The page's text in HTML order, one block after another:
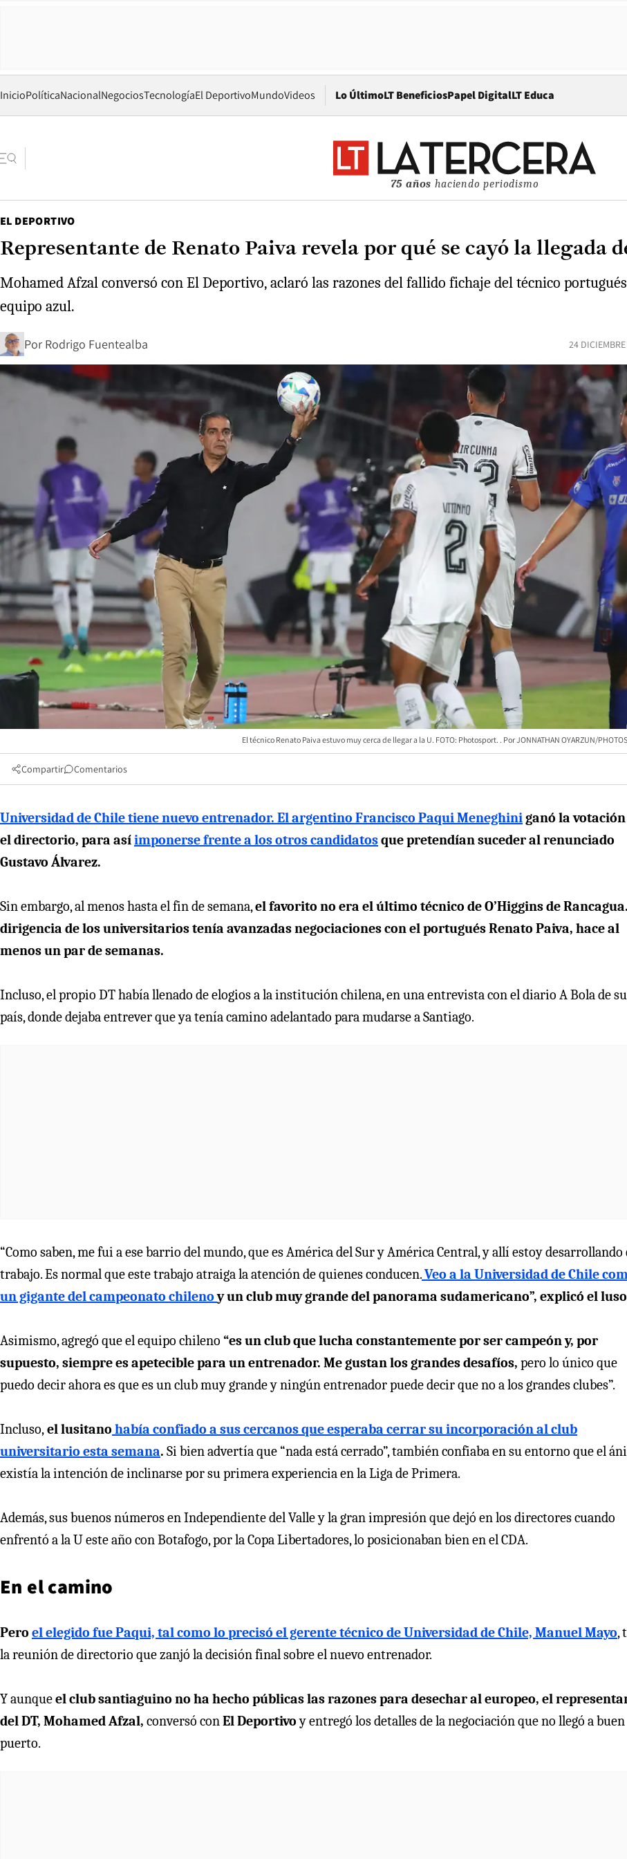
InicioPolíticaNacionalNegociosTecnologíaEl DeportivoMundoVideos Lo ÚltimoLT BeneficiosPapel DigitalOpens in new window
LT Educa
75 años haciendo periodismo
EL DEPORTIVO
Representante de Renato Paiva revela por qué se cayó la llegada
Mohamed Afzal conversó con El Deportivo, aclaró las razones del fallido fichaje del técnico
equipo azul.
Por Rodrigo Fuentealba 24
El técnico Renato Paiva estuvo muy cerca de llegar a la U. FOTO: Photosport. JONNATHAN OYARZUN/
Compartir Comentarios
Universidad de Chile tiene nuevo entrenador. El argentino Francisco Paqui Meneghiniganó la
el directorio, para asíimponerse frente a los otros candidatosque pretendían suceder al renunciado
Gustavo Álvarez.
Sin embargo, al menos hasta el fin de semana,el favorito no era el último técnico de O’Higgins de
dirigencia de los universitarios tenía avanzadas negociaciones con el portugués Renato Paiva, hace al
menos un par de semanas.
Incluso, el propio DT había llenado de elogios a la institución chilena, en una entrevista con el diario A Bola de su
país, donde dejaba entrever que ya tenía camino adelantado para mudarse a Santiago.
“Como saben, me fui a ese barrio del mundo, que es América del Sur y América Central, y allí estoy desarrollando
trabajo. Es normal que este trabajo atraiga la atención de quienes conducen.Veo a la Universidad de Chile
un gigante del campeonato chilenoy un club muy grande del panorama sudamericano”, explicó el
Asimismo, agregó que el equipo chileno “es un club que lucha constantemente por ser campeón y, por
supuesto, siempre es apetecible para un entrenador. Me gustan los grandes desafíos, pero lo único que
puedo decir ahora es que es un club muy grande y ningún entrenador puede decir que no a los grandes clubes”.
Incluso,el lusitano había confiado a sus cercanos que esperaba cerrar su incorporación al club
universitario esta semana. Si bien advertía que “nada está cerrado”, también confiaba en su entorno que el
existía la intención de inclinarse por su primera experiencia en la Liga de Primera.
Además, sus buenos números en Independiente del Valle y la gran impresión que dejó en los directores cuando
enfrentó a la U este año con Botafogo, por la Copa Libertadores, lo posicionaban bien en el CDA.
En el camino
Pero el elegido fue Paqui, tal como lo precisó el gerente técnico de Universidad de Chile, Manuel Mayo,
la reunión de directorio que zanjó la decisión final sobre el nuevo entrenador.
Y aunqueel club santiaguino no ha hecho públicas las razones para desechar al europeo, el
del DT, Mohamed Afzal, conversó conEl Deportivoy entregó los detalles de la negociación que no llegó a buen
puerto.